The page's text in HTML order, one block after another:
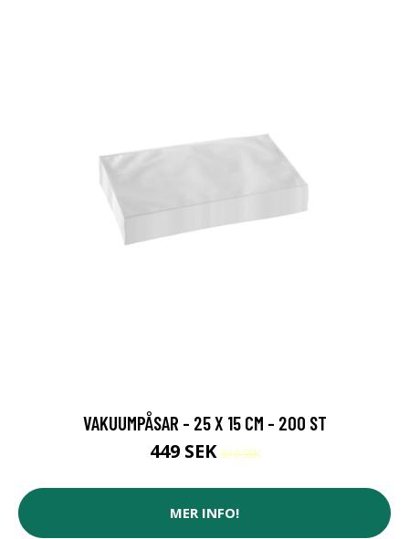
VAKUUMPÅSAR - 25 X 15 CM - 200 ST
449 SEK619 SEK
MER INFO!